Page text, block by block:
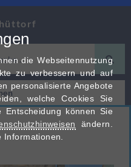
die Webseitennutzung
zu verbessern und auf
personalisierte Angebote
welche Cookies Sie
können Sie
ändern.